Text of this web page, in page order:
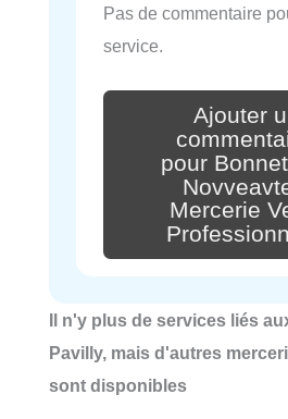
Pas de commentaire
service.
Ajouter
pour
Mercerie
Il n'y plus de services liés
Pavilly, mais d'autres
sont disponibles